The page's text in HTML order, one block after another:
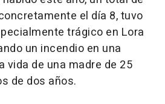
el día 8, tuvo
trágico en Lora
un incendio en una
vida de una madre de 25
de dos años.